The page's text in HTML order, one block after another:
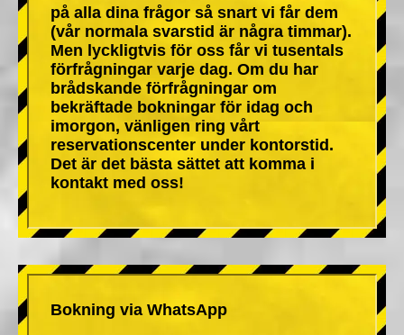
på alla dina frågor så snart vi får dem
(vår normala svarstid är några timmar).
Men lyckligtvis för oss får vi tusentals
förfrågningar varje dag. Om du har
brådskande förfrågningar om
bekräftade bokningar för idag och
imorgon, vänligen ring vårt
reservationscenter under kontorstid.
Det är det bästa sättet att komma i
kontakt med oss!
Bokning via WhatsApp